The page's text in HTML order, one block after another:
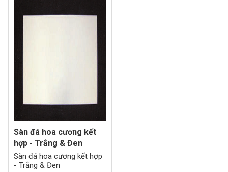
Sàn đá hoa cương kết
hợp - Trắng & Đen
Sàn đá hoa cương kết hợp
- Trắng & Đen